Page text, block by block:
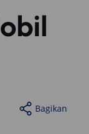
Bagikan